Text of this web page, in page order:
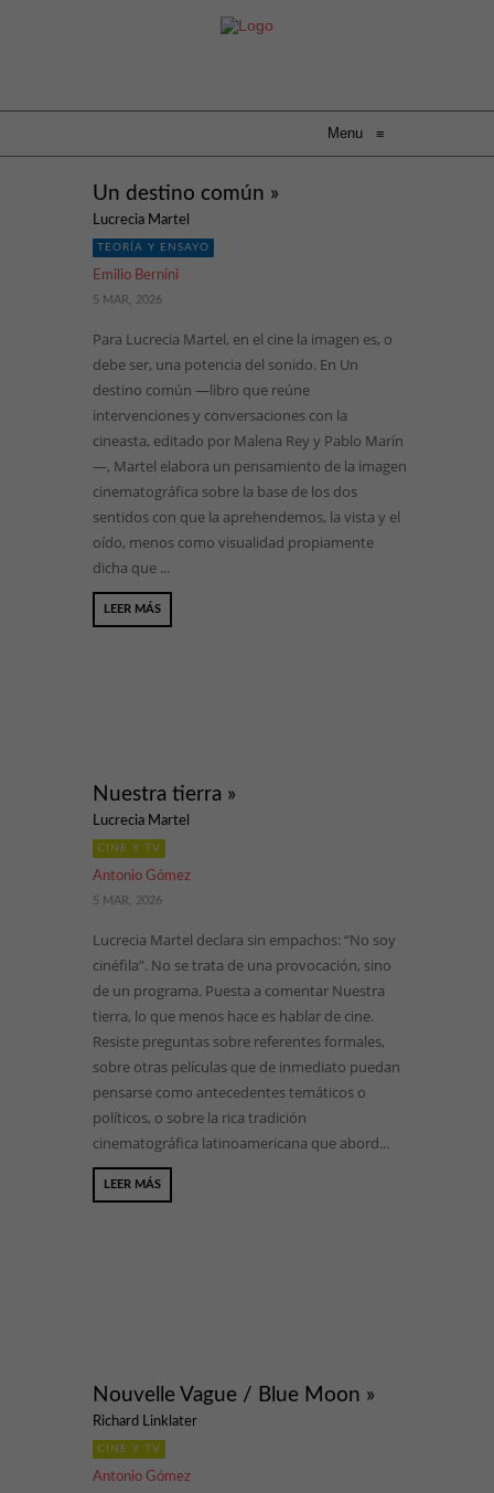
Menu ≡
Un destino común »
Lucrecia Martel
TEORÍA Y ENSAYO
Emilio Bernini
5 MAR, 2026
Para Lucrecia Martel, en el cine la imagen es, o
debe ser, una potencia del sonido. En Un
destino común —libro que reúne
intervenciones y conversaciones con la
cineasta, editado por Malena Rey y Pablo Marín
—, Martel elabora un pensamiento de la imagen
cinematográfica sobre la base de los dos
sentidos con que la aprehendemos, la vista y el
oído, menos como visualidad propiamente
dicha que ...
LEER MÁS
Nuestra tierra »
Lucrecia Martel
CINE Y TV
Antonio Gómez
5 MAR, 2026
Lucrecia Martel declara sin empachos: “No soy
cinéfila”. No se trata de una provocación, sino
de un programa. Puesta a comentar Nuestra
tierra, lo que menos hace es hablar de cine.
Resiste preguntas sobre referentes formales,
sobre otras películas que de inmediato puedan
pensarse como antecedentes temáticos o
políticos, o sobre la rica tradición
cinematográfica latinoamericana que abord...
LEER MÁS
Nouvelle Vague / Blue Moon »
Richard Linklater
CINE Y TV
Antonio Gómez